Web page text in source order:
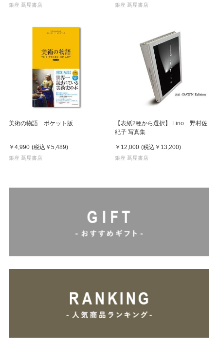
銀座 蔦屋書店 銀座 蔦屋書店
美術の物語 ポケット版
￥4,990 (税込 ￥5,489)
銀座 蔦屋書店
【表紙2種から選択】 Lirio 野村佐
紀子 写真集
￥12,000 (税込 ￥13,200)
銀座 蔦屋書店